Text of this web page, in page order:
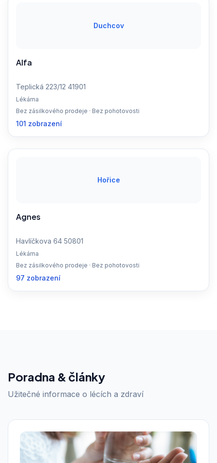
Duchcov
Alfa
Teplická 223/12 41901
Lékárna
Bez zásilkového prodeje · Bez pohotovosti
101 zobrazení
Hořice
Agnes
Havlíčkova 64 50801
Lékárna
Bez zásilkového prodeje · Bez pohotovosti
97 zobrazení
Poradna & články
Užitečné informace o lécích a zdraví